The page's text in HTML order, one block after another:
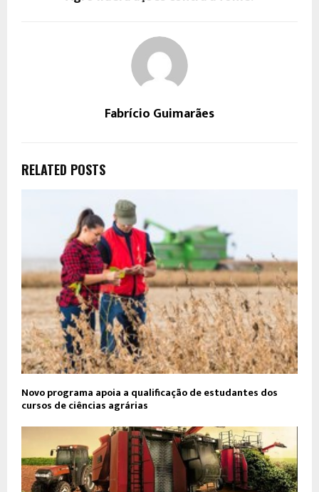
Fabrício Guimarães
RELATED POSTS
Novo programa apoia a qualificação de estudantes dos
cursos de ciências agrárias